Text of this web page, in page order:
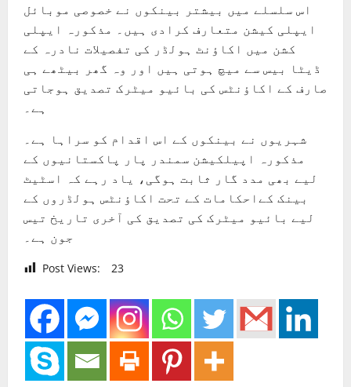
اس سلسلے میں بیشتر بینکوں نے خصوصی موبائل
ایپلی کیشن متعارف کرادی ہیں۔ مذکورہ ایپلی
کشن میں اکاؤنٹ ہولڈر کی تفصیلات نادرہ کے
ڈیٹا بیس سے میچ ہوتی ہیں اور وہ گھر بیٹھے ہی
صارف کے اکاؤنٹس کی بائیو میٹرک تصدیق ہوجاتی
ہے۔
شہریوں نے بینکوں کے اس اقدام کو سراہا ہے۔
مذکورہ اپیلکیشن سمندر پار پاکستانیوں کے
لیے بھی مدد گار ثابت ہوگی، یاد رہے کہ اسٹیٹ
بینک کےاحکامات کے تحت اکاؤنٹس ہولڈروں کے
لیے بائیو میٹرک کی تصدیق کی آخری تاریخ تیس
جون ہے۔
Post Views: 23